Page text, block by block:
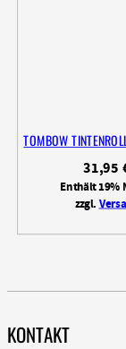
TOMBOW
31,95
Enthält 19%
zzgl.
KONTAKT